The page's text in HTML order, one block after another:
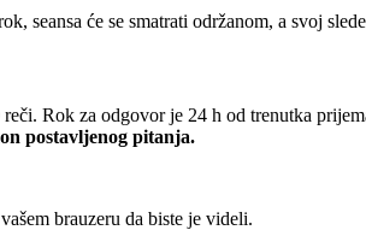
seansa će se smatrati održanom, a svoj
Rok za odgovor je 24 h od trenutka
postavljenog pitanja.
brauzeru da biste je videli.